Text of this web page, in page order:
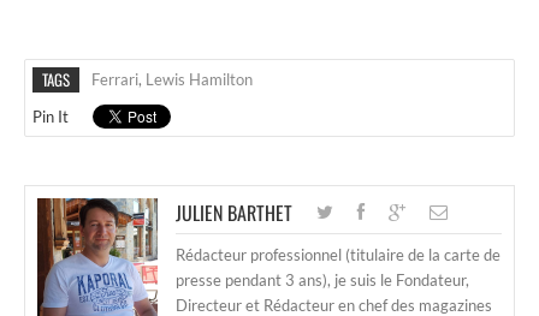
TAGS Ferrari, Lewis Hamilton
Pin It
JULIEN BARTHET
Rédacteur professionnel (titulaire de la carte de
presse pendant 3 ans), je suis le Fondateur,
Directeur et Rédacteur en chef des magazines